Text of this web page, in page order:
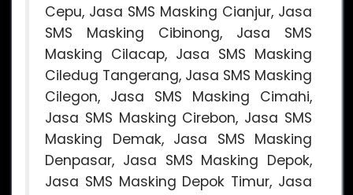
Cepu, Jasa SMS Masking Cianjur, Jasa
SMS Masking Cibinong, Jasa SMS
Masking Cilacap, Jasa SMS Masking
Ciledug Tangerang, Jasa SMS Masking
Cilegon, Jasa SMS Masking Cimahi,
Jasa SMS Masking Cirebon, Jasa SMS
Masking Demak, Jasa SMS Masking
Denpasar, Jasa SMS Masking Depok,
Jasa SMS Masking Depok Timur, Jasa